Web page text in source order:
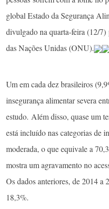
global Estado da Segurança
divulgado na quarta-feira (12/7)
das Nações Unidas (ONU).
Um em cada dez brasileiros
insegurança alimentar severa
estudo. Além disso, quase um
está incluído nas categorias de
moderada, o que equivale a
mostra um agravamento no
Os dados anteriores, de 2014 a
18,3%.